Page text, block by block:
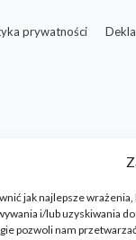
jak najlepsze
i/lub uzyskiwania
pozwoli nam
prywatności